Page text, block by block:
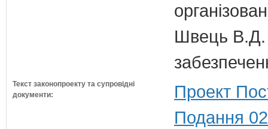
Швець В.Д.
Текст законопроекту та супровідні
документи:
Проект
Подання